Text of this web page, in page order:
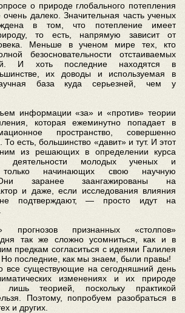
о природе глобального потепления
далеко. Значительная часть ученых
в том, что потепление имеет
то есть, напрямую зависит от
Меньше в ученом мире тех, кто
безосновательности отстаиваемых
И хоть последние находятся в
их доводы и используемая в
база куда серьезней, чем у
информации «за» и «против» теории
которая ежеминутно попадает в
пространство, совершенно
есть, большинство «давит» и тут. И этот
из решающих в определении курса
деятельности молодых ученых и
только начинающих свою научную
Они заранее заангажированы на
и даже, если исследования влияния
подтверждают, — просто идут на
прогнозов признанных «столпов»
так же сложно усомниться, как и в
предкам согласиться с идеями Галилея
последние, как мы знаем, были правы!
все существующие на сегодняшний день
изменениях и их природе
лишь теорией, поскольку практикой
Поэтому, попробуем разобраться в
и других.